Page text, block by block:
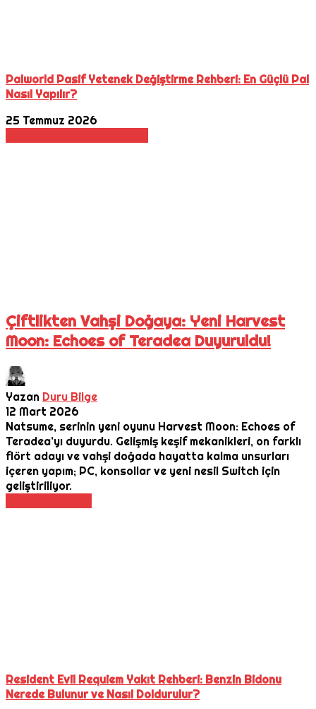
Palworld Pasif Yetenek Değiştirme Rehberi: En Güçlü Pal
Nasıl Yapılır?
25 Temmuz 2026
Çiftlikten Vahşi Doğaya: Yeni Harvest
Moon: Echoes of Teradea Duyuruldu!
Yazan Duru Bilge
12 Mart 2026
Natsume, serinin yeni oyunu Harvest Moon: Echoes of
Teradea’yı duyurdu. Gelişmiş keşif mekanikleri, on farklı
flört adayı ve vahşi doğada hayatta kalma unsurları
içeren yapım; PC, konsollar ve yeni nesil Switch için
geliştiriliyor.
Resident Evil Requiem Yakıt Rehberi: Benzin Bidonu
Nerede Bulunur ve Nasıl Doldurulur?